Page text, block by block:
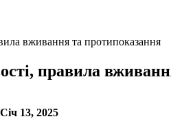
вживання та протипоказання
правила
Січ 13, 2025